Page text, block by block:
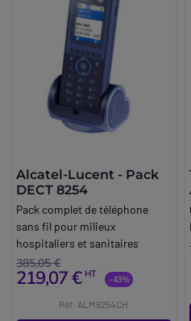
Alcatel-Lucent - Pack
DECT 8254
Pack complet de téléphone
sans fil pour milieux
hospitaliers et sanitaires
385,05 €
219,07 € HT -43%
Réf: ALM8254CH